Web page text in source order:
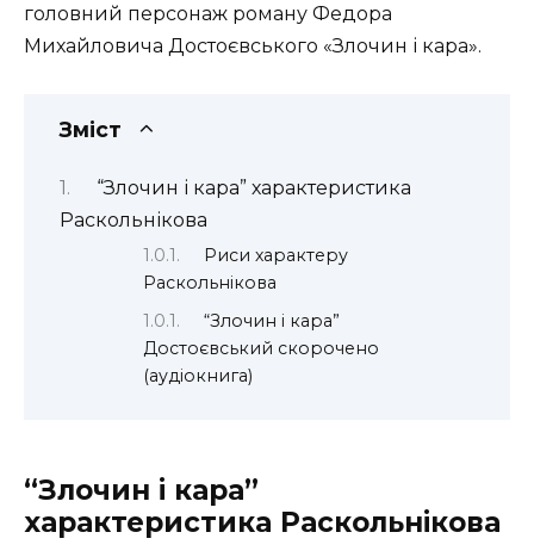
головний персонаж роману Федора
Михайловича Достоєвського «Злочин і кара».
Зміст
“Злочин і кара” характеристика
Раскольнікова
Риси характеру
Раскольнікова
“Злочин і кара”
Достоєвський скорочено
(аудіокнига)
“Злочин і кара”
характеристика Раскольнікова